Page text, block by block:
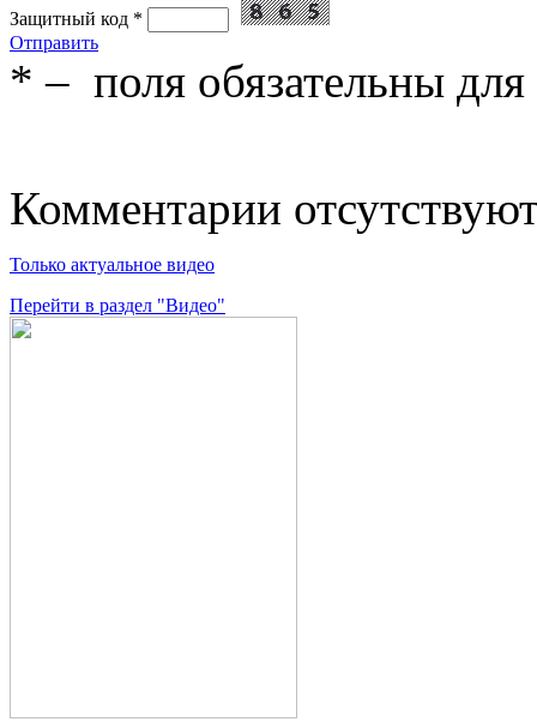
Защитный код *
Отправить
* – поля обязательны для
Комментарии
Только актуальное видео
Перейти в раздел "Видео"